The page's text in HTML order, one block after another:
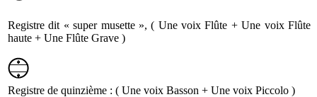
Registre dit « super musette », ( Une voix Flûte + Une voix Flûte
haute + Une Flûte Grave )
Registre de quinzième : ( Une voix Basson + Une voix Piccolo )